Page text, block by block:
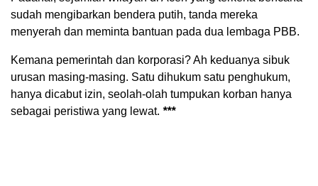
sudah mengibarkan bendera putih, tanda mereka
menyerah dan meminta bantuan pada dua lembaga PBB.
Kemana pemerintah dan korporasi? Ah keduanya sibuk
urusan masing-masing. Satu dihukum satu penghukum,
hanya dicabut izin, seolah-olah tumpukan korban hanya
sebagai peristiwa yang lewat. ***